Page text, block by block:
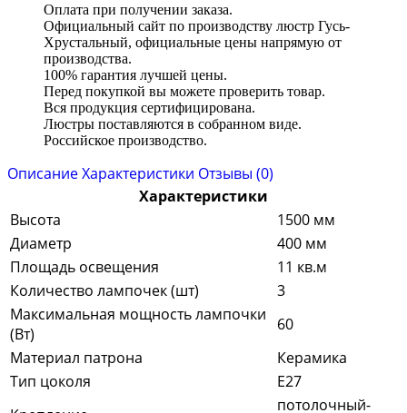
Оплата при получении заказа.
Официальный сайт по производству люстр Гусь-
Хрустальный, официальные цены напрямую от
производства.
100% гарантия лучшей цены.
Перед покупкой вы можете проверить товар.
Вся продукция сертифицирована.
Люстры поставляются в собранном виде.
Российское производство.
ОписаниеХарактеристики Отзывы (0)
Характеристики
Высота
1500 мм
Диаметр
400 мм
Площадь освещения
11 кв.м
Количество лампочек (шт)
3
Максимальная мощность лампочки
(Вт)
60
Материал патрона
Керамика
Тип цоколя
E27
потолочный-